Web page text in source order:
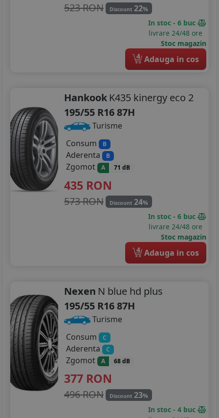
523 RON Discount 22%
In stoc - 6 buc
livrare 24/48 ore
Stoc magazin
4 Adauga in cos
Hankook K435 kinergy eco 2
195/55 R16 87H
Turisme
Consum
B
Aderenta B
Zgomot A 71 dB
435 RON
573 RON Discount 24%
In stoc - 6 buc
livrare 24/48 ore
Stoc magazin
4 Adauga in cos
Nexen N blue hd plus
195/55 R16 87H
Turisme
Consum
C
Aderenta C
Zgomot A 68 dB
377 RON
496 RON Discount 23%
In stoc - 4 buc